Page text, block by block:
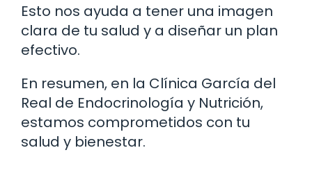
Esto nos ayuda a tener una imagen
clara de tu salud y a diseñar un plan
efectivo.
En resumen, en la Clínica García del
Real de Endocrinología y Nutrición,
estamos comprometidos con tu
salud y bienestar.